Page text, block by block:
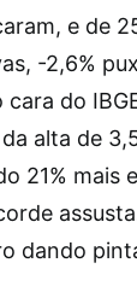
e de
-2,6%
do
alta de
21% mais
dando